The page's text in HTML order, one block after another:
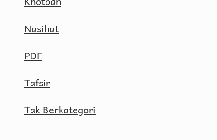
Nasihat
PDF
Tafsir
Tak Berkategori